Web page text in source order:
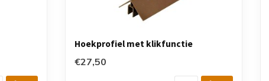
Hoekprofiel met klikfunctie
€27,50